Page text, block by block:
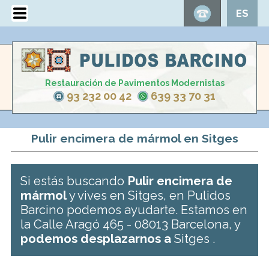
ES
Restauración de Pavimentos Modernistas
93 232 00 42 639 33 70 31
Pulir encimera de mármol en Sitges
Si estás buscando Pulir encimera de
mármoly vives en Sitges, en Pulidos
Barcino podemos ayudarte. Estamos en
la Calle Aragó 465 - 08013 Barcelona, y
podemos desplazarnos aSitges .